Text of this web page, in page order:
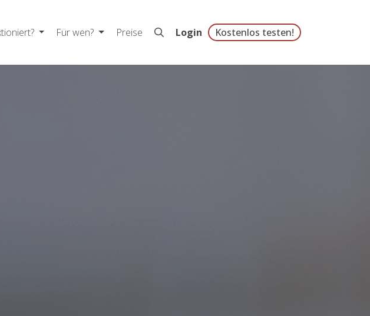
Für wen? Preise Login Kostenlos testen!